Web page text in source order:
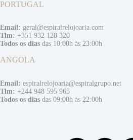
PORTUGAL
Email: geral@espiralrelojoaria.com
Tlm: +351 932 128 320
Todos os dias das 10:00h às 23:00h
ANGOLA
Email: espiralrelojoaria@espiralgrupo.net
Tlm: +244 948 595 965
Todos os dias das 09:00h às 22:00h